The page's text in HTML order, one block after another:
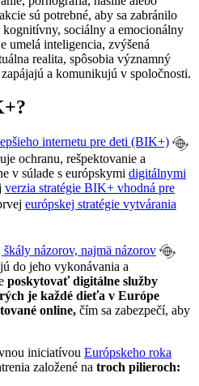
sú potrebné, aby sa zabránilo
sociálny a emocionálny
umelá inteligencia, zvýšená
realita, spôsobia významný
a komunikujú v spoločnosti.
internetu pre deti (BIK+)
ochranu, rešpektovanie a
v súlade s európskymi digitálnymi
verzia stratégie BIK+ vhodná pre
európskej stratégie vytvárania
názorov, najmä názorov
do jeho vykonávania a
poskytovať digitálne služby
je každé dieťa v Európe
online, čím sa zabezpečí, aby
iniciatívou Európskeho roka
založené na troch pilieroch: